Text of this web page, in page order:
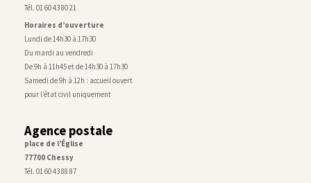
Tél. 01 60 43 80 21
Horaires d’ouverture
Lundi de 14h30 à 17h30
Du mardi au vendredi
De 9h à 11h45 et de 14h30 à 17h30
Samedi de 9h à 12h : accueil ouvert
pour l’état civil uniquement
Agence postale
place de l’Église
77700 Chessy
Tél. 01 60 43 88 87